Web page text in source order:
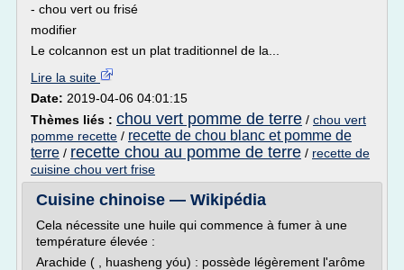
- chou vert ou frisé
modifier
Le colcannon est un plat traditionnel de la...
Lire la suite
Date: 2019-04-06 04:01:15
Thèmes liés : chou vert pomme de terre / chou vert
pomme recette / recette de chou blanc et pomme de
terre / recette chou au pomme de terre / recette de
cuisine chou vert frise
Cuisine chinoise — Wikipédia
Cela nécessite une huile qui commence à fumer à une
température élevée :
Arachide ( , huasheng yóu) : possède légèrement l'arôme